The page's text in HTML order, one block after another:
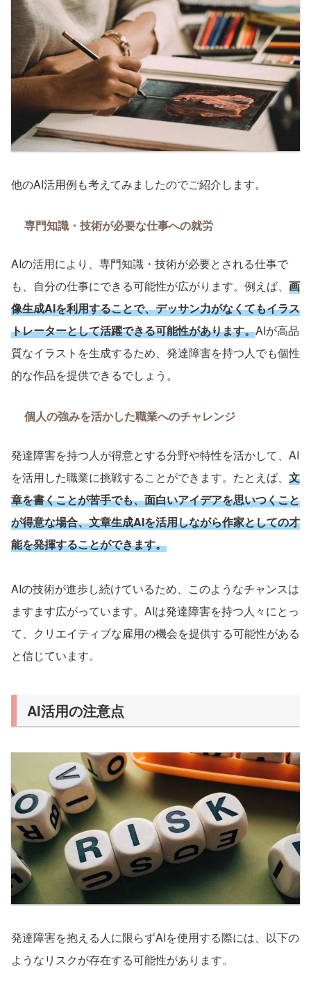
他のAI活用例も考えてみましたのでご紹介します。
専門知識・技術が必要な仕事への就労
AIの活用により、専門知識・技術が必要とされる仕事で
も、自分の仕事にできる可能性が広がります。例えば、 画
像生成AIを利用することで、デッサン力がなくてもイラス
トレーターとして活躍できる可能性があります。AIが高品
質なイラストを生成するため、発達障害を持つ人でも個性
的な作品を提供できるでしょう。
個人の強みを活かした職業へのチャレンジ
発達障害を持つ人が得意とする分野や特性を活かして、 AI
を活用した職業に挑戦することができます。たとえば、 文
章を書くことが苦手でも、面白いアイデアを思いつくこと
が得意な場合、文章生成AIを活用しながら作家としての才
能を発揮することができます。
AIの技術が進歩し続けているため、このようなチャンスは
ますます広がっています。 AIは発達障害を持つ人々にとっ
て、クリエイティブな雇用の機会を提供する可能性がある
と信じています。
AI活用の注意点
発達障害を抱える人に限らずAIを使用する際には、以下の
ようなリスクが存在する可能性があります。